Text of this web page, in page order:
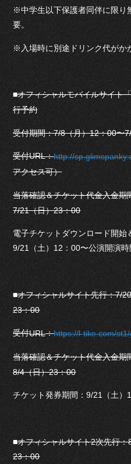
※中学生以下保護者同伴に限り
要。
※入場時に別途ドリンク代がか
■オフィシャルモバイルサイト
行予約
受付期間：7/8（月）12：00〜
受付URL：http://
アクセス可）
当落確認＆チケット代金入金
7/21（日）23：00
電子チケットダウンロード開始
9/21（土）12：00〜公演開演時
■オフィシャルサイト先行：7/
23：00
受付URL：https://l-tike.com/
当落確認＆チケット代金入金
8/4（日）23：00
チケット発券期間：9/21（土）
■オフィシャルサイト2次先行
23：00